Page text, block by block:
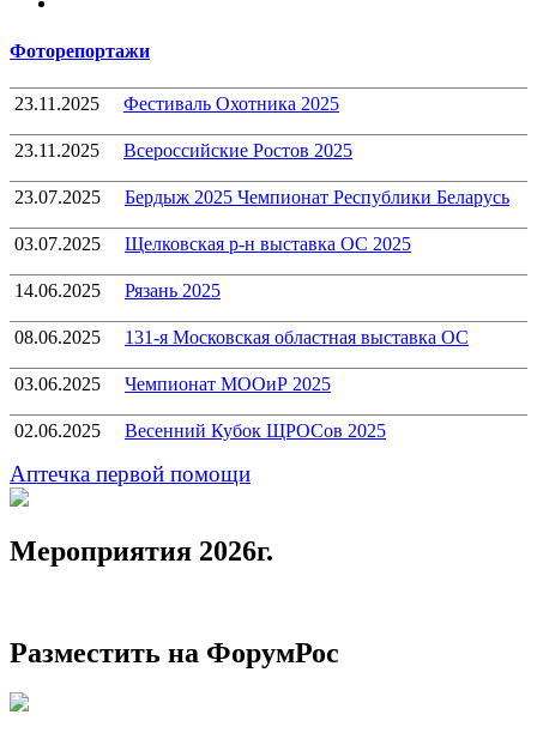
Фоторепортажи
23.11.2025 Фестиваль Охотника 2025
23.11.2025 Всероссийские Ростов 2025
23.07.2025 Бердыж 2025 Чемпионат Республики Беларусь
03.07.2025 Щелковская р-н выставка ОС 2025
14.06.2025 Рязань 2025
08.06.2025 131-я Московская областная выставка ОС
03.06.2025 Чемпионат МООиР 2025
02.06.2025 Весенний Кубок ЩРОСов 2025
Аптечка первой помощи
Мероприятия 2026г.
Разместить на ФорумРос